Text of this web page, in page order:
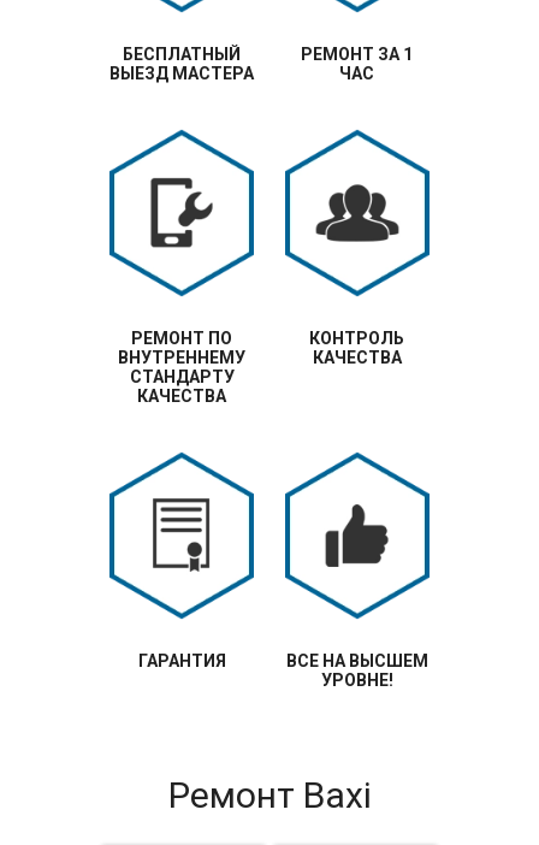
БЕСПЛАТНЫЙ
ВЫЕЗД МАСТЕРА
РЕМОНТ ЗА 1
ЧАС
РЕМОНТ ПО
ВНУТРЕННЕМУ
СТАНДАРТУ
КАЧЕСТВА
КОНТРОЛЬ
КАЧЕСТВА
ГАРАНТИЯ
ВСЕ НА ВЫСШЕМ
УРОВНЕ!
Ремонт Baxi